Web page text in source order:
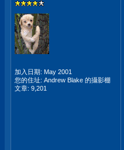
加入日期: May 2001
您的住址: Andrew Blake 的攝影棚
文章: 9,201